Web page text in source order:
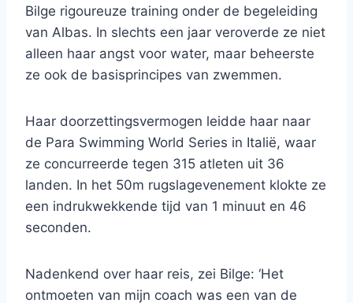
Bilge rigoureuze training onder de begeleiding
van Albas. In slechts een jaar veroverde ze niet
alleen haar angst voor water, maar beheerste
ze ook de basisprincipes van zwemmen.
Haar doorzettingsvermogen leidde haar naar
de Para Swimming World Series in Italië, waar
ze concurreerde tegen 315 atleten uit 36 ​​
landen. In het 50m rugslagevenement klokte ze
een indrukwekkende tijd van 1 minuut en 46
seconden.
Nadenkend over haar reis, zei Bilge: ‘Het
ontmoeten van mijn coach was een van de